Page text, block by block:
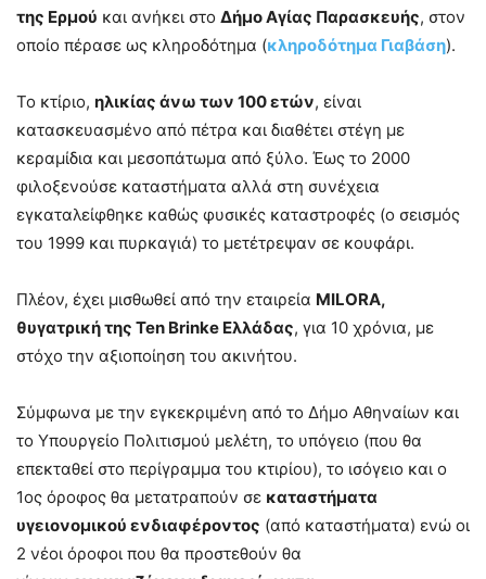
της Ερμού και ανήκει στο Δήμο Αγίας Παρασκευής, στον
οποίο πέρασε ως κληροδότημα (κληροδότημα Γιαβάση).
Το κτίριο, ηλικίας άνω των 100 ετών, είναι
κατασκευασμένο από πέτρα και διαθέτει στέγη με
κεραμίδια και μεσοπάτωμα από ξύλο. Έως το 2000
φιλοξενούσε καταστήματα αλλά στη συνέχεια
εγκαταλείφθηκε καθώς φυσικές καταστροφές (ο σεισμός
του 1999 και πυρκαγιά) το μετέτρεψαν σε κουφάρι.
Πλέον, έχει μισθωθεί από την εταιρεία MILORA,
θυγατρική της Ten Brinke Ελλάδας, για 10 χρόνια, με
στόχο την αξιοποίηση του ακινήτου.
Σύμφωνα με την εγκεκριμένη από το Δήμο Αθηναίων και
το Υπουργείο Πολιτισμού μελέτη, το υπόγειο (που θα
επεκταθεί στο περίγραμμα του κτιρίου), το ισόγειο και ο
1ος όροφος θα μετατραπούν σε καταστήματα
υγειονομικού ενδιαφέροντος (από καταστήματα) ενώ οι
2 νέοι όροφοι που θα προστεθούν θα